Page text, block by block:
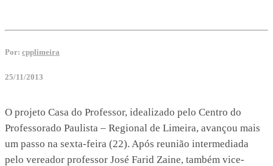
Por: cpplimeira
25/11/2013
O projeto Casa do Professor, idealizado pelo Centro do
Professorado Paulista – Regional de Limeira, avançou mais
um passo na sexta-feira (22). Após reunião intermediada
pelo vereador professor José Farid Zaine, também vice-